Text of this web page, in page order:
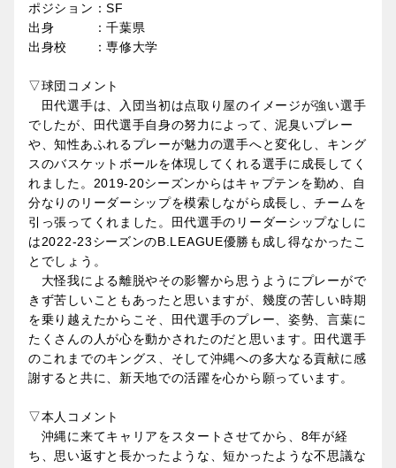
ポジション：SF
出身 ：千葉県
出身校 ：専修大学
▽球団コメント
田代選手は、入団当初は点取り屋のイメージが強い選手
でしたが、田代選手自身の努力によって、泥臭いプレー
や、知性あふれるプレーが魅力の選手へと変化し、キング
スのバスケットボールを体現してくれる選手に成長してく
れました。2019-20シーズンからはキャプテンを勤め、自
分なりのリーダーシップを模索しながら成長し、チームを
引っ張ってくれました。田代選手のリーダーシップなしに
は2022-23シーズンのB.LEAGUE優勝も成し得なかったこ
とでしょう。
大怪我による離脱やその影響から思うようにプレーがで
きず苦しいこともあったと思いますが、幾度の苦しい時期
を乗り越えたからこそ、田代選手のプレー、姿勢、言葉に
たくさんの人が心を動かされたのだと思います。田代選手
のこれまでのキングス、そして沖縄への多大なる貢献に感
謝すると共に、新天地での活躍を心から願っています。
▽本人コメント
沖縄に来てキャリアをスタートさせてから、8年が経
ち、思い返すと長かったような、短かったような不思議な